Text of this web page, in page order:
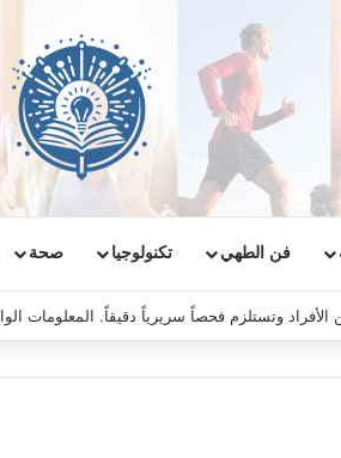
فن الطهي تكنولوجيا صحة
الأفراد وتستلزم فحصاً سريرياً دقيقاً. المعلومات